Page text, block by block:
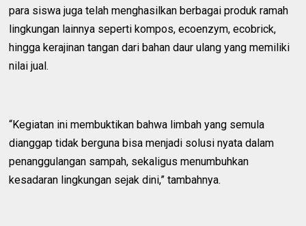
para siswa juga telah menghasilkan berbagai produk ramah
lingkungan lainnya seperti kompos, ecoenzym, ecobrick,
hingga kerajinan tangan dari bahan daur ulang yang memiliki
nilai jual.
“Kegiatan ini membuktikan bahwa limbah yang semula
dianggap tidak berguna bisa menjadi solusi nyata dalam
penanggulangan sampah, sekaligus menumbuhkan
kesadaran lingkungan sejak dini,” tambahnya.